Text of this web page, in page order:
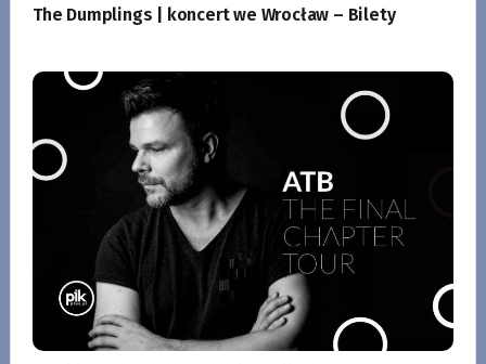
The Dumplings | koncert we Wrocław – Bilety